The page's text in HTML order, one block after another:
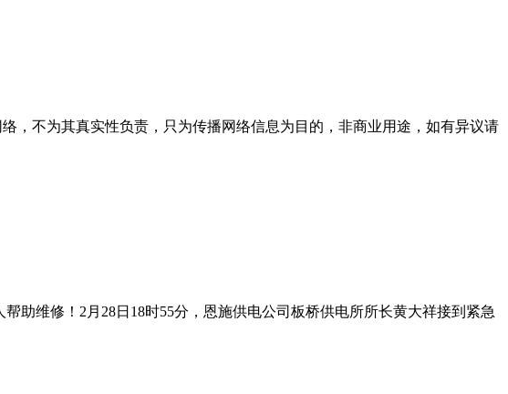
，不为其真实性负责，只为传播网络信息为目的，非商业用途，如有异议请
助维修！2月28日18时55分，恩施供电公司板桥供电所所长黄大祥接到紧急